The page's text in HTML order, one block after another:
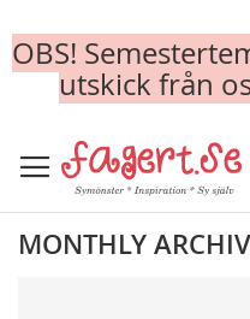
OBS!
utskick från
to
Content
MONTHLY